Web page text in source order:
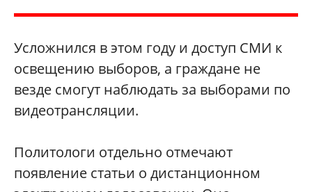
Усложнился в этом году и доступ СМИ к
освещению выборов, а граждане не
везде смогут наблюдать за выборами по
видеотрансляции.
Политологи отдельно отмечают
появление статьи о дистанционном